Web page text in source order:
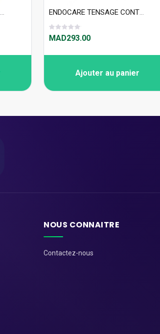
HALO TOP CHOCO CHIP COOKIE DOUGH 473ML ENDOCARE TENSAGE CONTOUR YEUX ILLUMINATEUR 15 ML
MAD293.00
Ajouter au panier
NOUS CONNAITRE
Contactez-nous